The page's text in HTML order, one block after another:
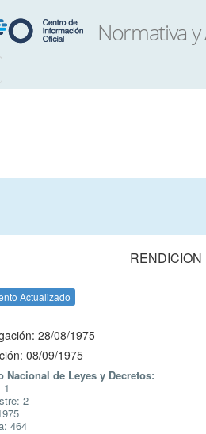
Actualizado
28/08/1975
08/09/1975
Nacional de Leyes y Decretos:
2
464